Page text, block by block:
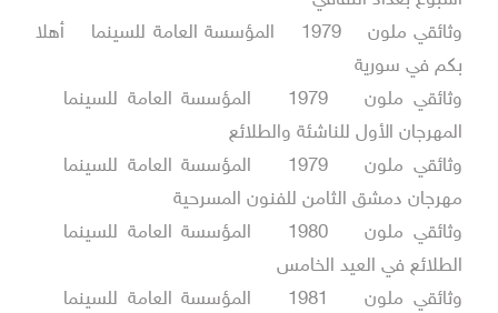
وثائقي ملون 1979 المؤسسة العامة للسينما أهلا
بكم في سورية
وثائقي ملون 1979 المؤسسة العامة للسينما
المهرجان الأول للناشئة والطلائع
وثائقي ملون 1979 المؤسسة العامة للسينما
مهرجان دمشق الثامن للفنون المسرحية
وثائقي ملون 1980 المؤسسة العامة للسينما
الطلائع في العيد الخامس
وثائقي ملون 1981 المؤسسة العامة للسينما